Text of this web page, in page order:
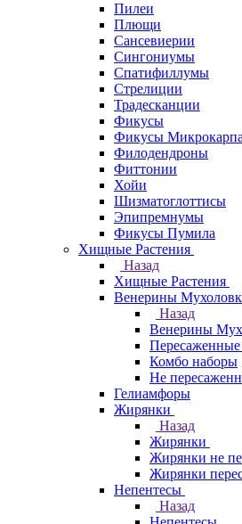
Пилеи
Плющи
Сансевиерии
Сингониумы
Спатифиллумы
Стрелиции
Традесканции
Фикусы
Фикусы Микрокарпа
Филодендроны
Фиттонии
Хойи
Шизматоглоттисы
Эпипремнумы
Фикусы Пумила
Хищные Растения
Назад
Хищные Растения
Венерины
Назад
Венерины
Комбо наборы
Не
Гелиамфоры
Жирянки
Назад
Жирянки
Жирянки не
Жирянки
Непентесы
Назад